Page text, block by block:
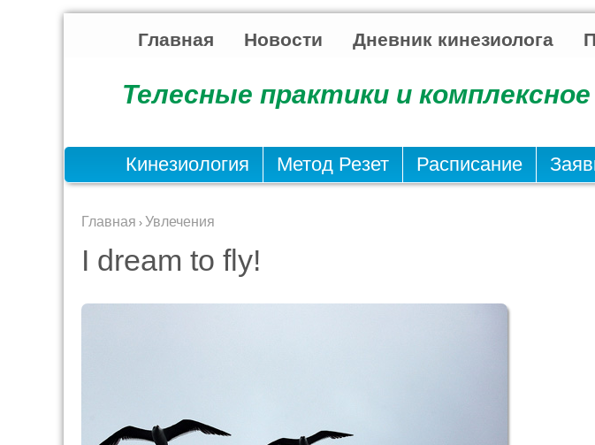
Главная Новости Дневник кинезиолога
Телесные практики и
Кинезиология Метод Резет Расписание
Главная › Увлечения
I dream to fly!